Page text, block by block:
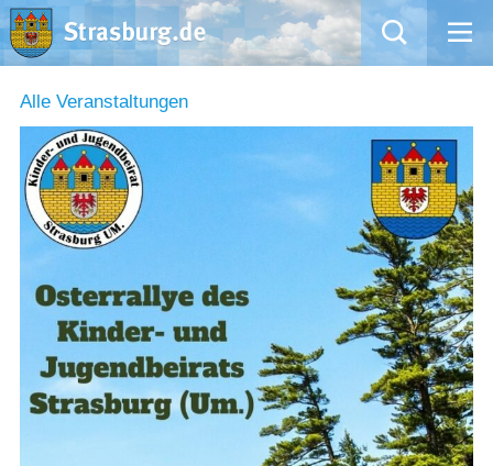
Mängelmeldung
Aktuelles
Rathaus
Wirtschaft
Kommentarrichtlinien und Netiquette für unsere Social Media-Kanäle
Willkommen in Strasburg (Uckermark)
Alle Veranstaltungen